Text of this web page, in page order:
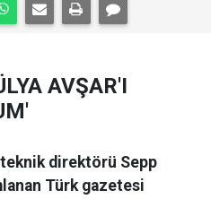
AVŞAR'I
teknik direktörü Sepp
Türk gazetesi